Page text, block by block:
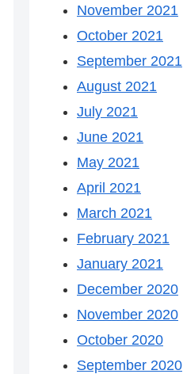
November 2021
October 2021
September 2021
August 2021
July 2021
June 2021
May 2021
April 2021
March 2021
February 2021
January 2021
December 2020
November 2020
October 2020
September 2020